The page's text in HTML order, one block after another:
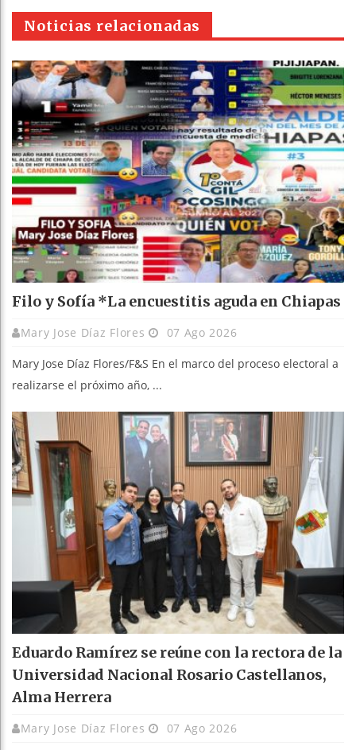
pt
Noticias relacionadas
Filo y Sofía *La encuestitis aguda en Chiapas
Mary Jose Díaz Flores 07 Ago 2026
Mary Jose Díaz Flores/F&S En el marco del proceso electoral a
realizarse el próximo año, ...
Eduardo Ramírez se reúne con la rectora de la
Universidad Nacional Rosario Castellanos,
Alma Herrera
Mary Jose Díaz Flores 07 Ago 2026